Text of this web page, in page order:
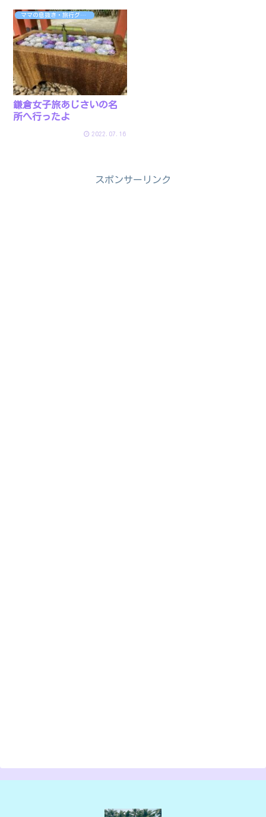
ママの息抜き・旅行グッズ
鎌倉女子旅あじさいの名
所へ行ったよ
2022.07.16
スポンサーリンク